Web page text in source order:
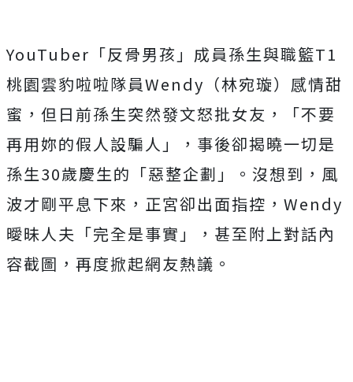
YouTuber「反骨男孩」成員孫生與職籃T1
桃園雲豹啦啦隊員Wendy（林宛璇）感情甜
蜜，但日前孫生突然發文怒批女友，「不要
再用妳的假人設騙人」，事後卻揭曉一切是
孫生30歲慶生的「惡整企劃」。沒想到，風
波才剛平息下來，正宮卻出面指控，Wendy
曖昧人夫「完全是事實」，甚至附上對話內
容截圖，再度掀起網友熱議。